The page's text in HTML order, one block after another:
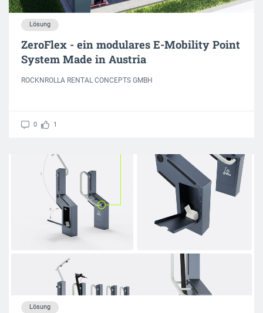
Lösung
ZeroFlex - ein modulares E-Mobility Point
System Made in Austria
ROCKNROLLA RENTAL CONCEPTS GMBH
0 1
Lösung